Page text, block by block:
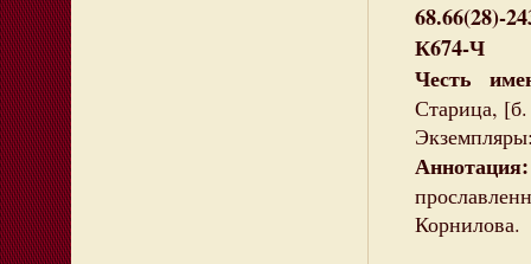
68.66(28)-
К674-Ч
Честь
Старица,
Аннотация:
Корнилова.